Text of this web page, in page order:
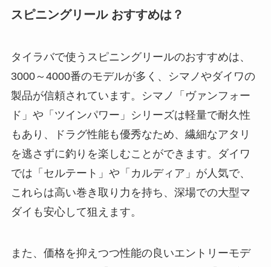
ダイワ(DAIWA)
ダイワ(DAIWA) タイラバロッド
紅牙 AP(エアポータブル) C69M
HS-S AP 釣り竿
05805526
Amazonで見る
楽天市場で見る
Yahoo!ショッピングで見る